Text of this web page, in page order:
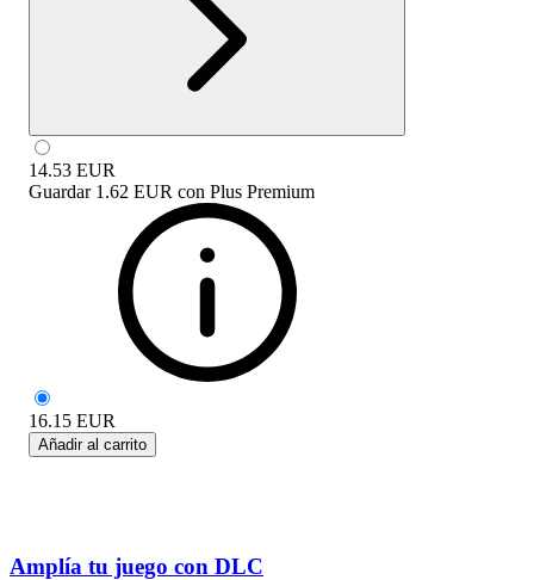
14.53 EUR
Guardar 1.62 EUR con Plus Premium
16.15 EUR
Añadir al carrito
Amplía tu juego con DLC